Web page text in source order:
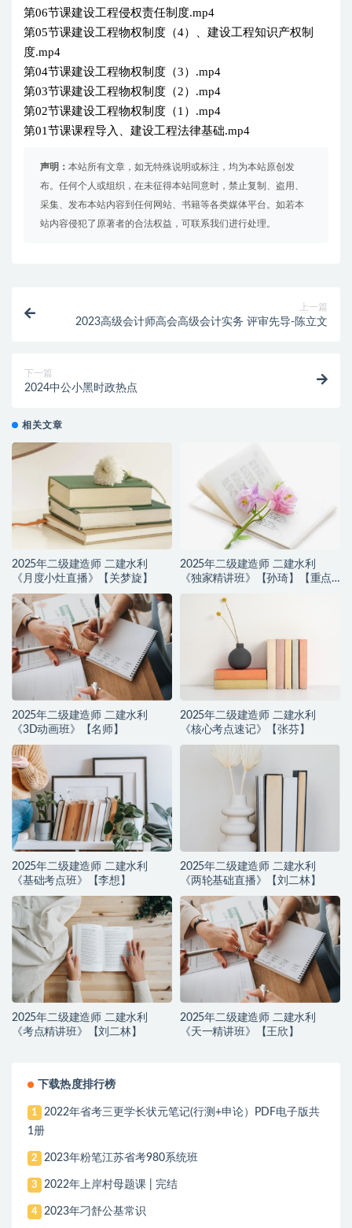
第06节课建设工程侵权责任制度.mp4
第05节课建设工程物权制度（4）、建设工程知识产权制
度.mp4
第04节课建设工程物权制度（3）.mp4
第03节课建设工程物权制度（2）.mp4
第02节课建设工程物权制度（1）.mp4
第01节课课程导入、建设工程法律基础.mp4
声明： 本站所有文章，如无特殊说明或标注，均为本站原创发
布。任何个人或组织，在未征得本站同意时，禁止复制、盗用、
采集、发布本站内容到任何网站、书籍等各类媒体平台。如若本
站内容侵犯了原著者的合法权益，可联系我们进行处理。
上一篇
2023高级会计师高会高级会计实务 评审先导-陈立文
下一篇
2024中公小黑时政热点
相关文章
2025年二级建造师 二建水利
《月度小灶直播》【关梦旋】
2025年二级建造师 二建水利
《独家精讲班》【孙琦】【重点
2025年二级建造师 二建水利
《3D动画班》【名师】
2025年二级建造师 二建水利
《核心考点速记》【张芬】
2025年二级建造师 二建水利
《基础考点班》【李想】
2025年二级建造师 二建水利
《两轮基础直播》【刘二林】
2025年二级建造师 二建水利
《考点精讲班》【刘二林】
2025年二级建造师 二建水利
《天一精讲班》【王欣】
下载热度排行榜
1
2022年省考三更学长状元笔记(行测+申论）PDF电子版共
1册
2 2023年粉笔江苏省考980系统班
3 2022年上岸村母题课 | 完结
4 2023年刁舒公基常识